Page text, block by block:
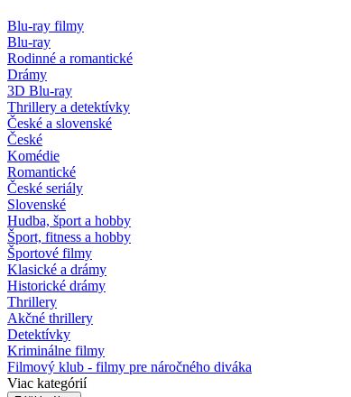
Blu-ray filmy
Blu-ray
Rodinné a romantické
Drámy
3D Blu-ray
Thrillery a detektívky
České a slovenské
České
Komédie
Romantické
České seriály
Slovenské
Hudba, šport a hobby
Šport, fitness a hobby
Športové filmy
Klasické a drámy
Historické drámy
Thrillery
Akčné thrillery
Detektívky
Kriminálne filmy
Filmový klub - filmy pre náročného diváka
Viac kategórií